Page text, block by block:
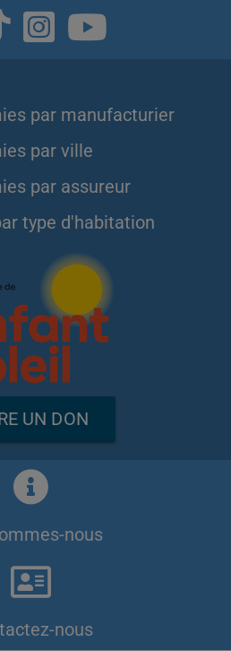
par manufacturier
par ville
par assureur
type d'habitation
UN DON
nous
nous